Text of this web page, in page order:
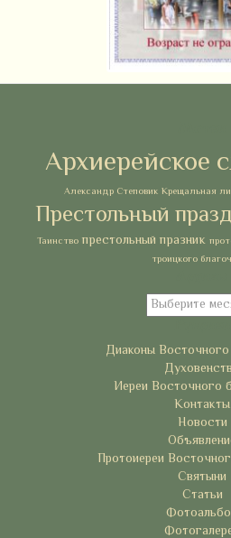
Архиерейское
Александр Степовик Крещальная
Престольный
Таинство престольный празник
троицкого
Архивы
Диаконы
Иереи Восточного
Контакты
Новости
Протоиереи
Святыни
Статьи